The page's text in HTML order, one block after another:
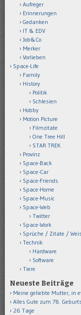
Aufreger
Erinnerungen
Gedanken
IT & EDV
Job&Co
Merker
Vorlieben
Space-Life
Family
History
Politik
Schlesien
Hobby
Motion Picture
Filmzitate
One Tree Hill
STAR TREK
Provinz
Space-Back
Space-Car
Space-Friends
Space-Home
Space-Music
Space-Web
Twitter
Space-Work
Sprüche / Zitate /
Technik
Hardware
Software
Tiere
Neueste Beiträge
Meine geliebte Mutter, in
Alles Gute zum 78.
26 Tage